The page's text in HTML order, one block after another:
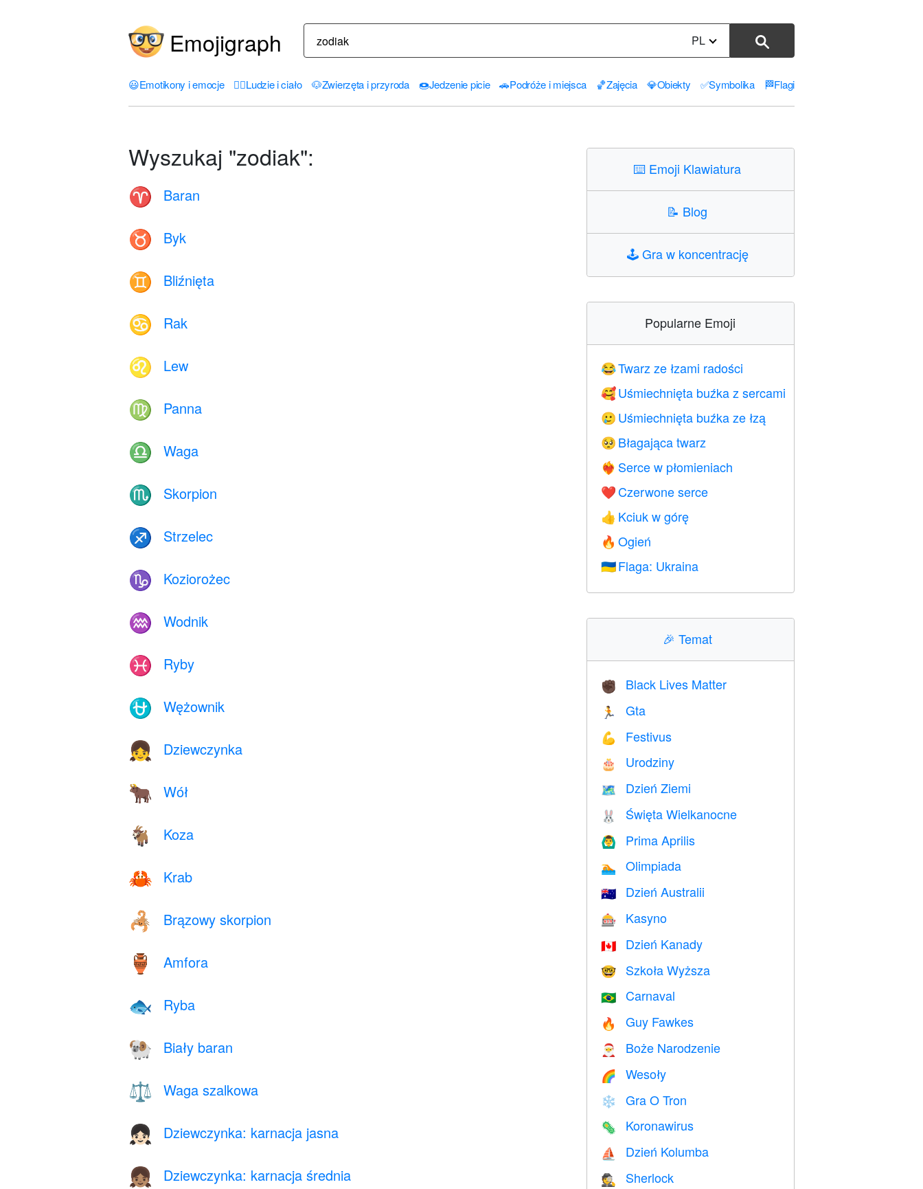
Emojigraph PL
😃Emotikony i emocje 🤦‍♀️Ludzie i ciało 🐶Zwierzęta i przyroda 🍩Jedzenie picie 🚗Podróże i miejsca 🏀Zajęcia 💎Obiekty ✅Symbolika 🏁Flagi
Wyszukaj "zodiak":
♈ Baran
♉ Byk
♊ Bliźnięta
♋ Rak
♌ Lew
♍ Panna
♎ Waga
♏ Skorpion
♐ Strzelec
♑ Koziorożec
♒ Wodnik
♓ Ryby
⛎ Wężownik
👧 Dziewczynka
🐂 Wół
🐐 Koza
🦀 Krab
🦂 Brązowy skorpion
🏺 Amfora
🐟 Ryba
🐏 Biały baran
⚖️ Waga szalkowa
👧🏻 Dziewczynka: karnacja jasna
👧🏽 Dziewczynka: karnacja średnia
⌨️ Emoji Klawiatura
📝 Blog
🕹️Gra w koncentrację
Popularne Emoji
😂Twarz ze łzami radości
🥰 Uśmiechnięta buźka z sercami
🥲 Uśmiechnięta buźka ze łzą
🥺 Błagająca twarz
❤️‍🔥 Serce w płomieniach
❤️ Czerwone serce
👍 Kciuk w górę
🔥 Ogień
🇺🇦 Flaga: Ukraina
🎉 Temat
✊🏿 Black Lives Matter
🏃 Gta
💪 Festivus
🎂 Urodziny
🗺️ Dzień Ziemi
🐰 Święta Wielkanocne
🙆‍♂️ Prima Aprilis
🏊 Olimpiada
🇦🇺 Dzień Australii
🎰 Kasyno
🇨🇦 Dzień Kanady
🤓 Szkoła Wyższa
🇧🇷 Carnaval
🔥 Guy Fawkes
🎅 Boże Narodzenie
🌈 Wesoły
❄️ Gra O Tron
🦠 Koronawirus
⛵️ Dzień Kolumba
🕵️ Sherlock